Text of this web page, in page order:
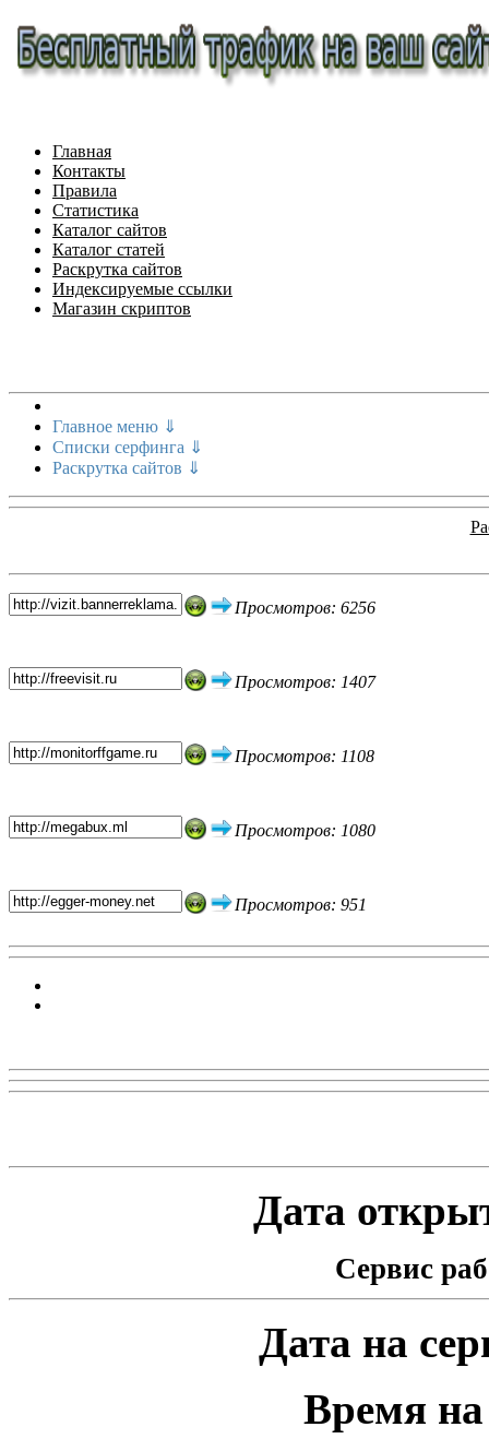
Главная
Контакты
Правила
Статистика
Каталог сайтов
Каталог статей
Раскрутка сайтов
Индексируемые ссылки
Магазин скриптов
Главное меню ⇓
Списки серфинга ⇓
Раскрутка сайтов ⇓
Просмотров: 6256
Просмотров: 1407
Просмотров: 1108
Просмотров: 1080
Просмотров: 951
Дата
Сервис
Дата на
Время на